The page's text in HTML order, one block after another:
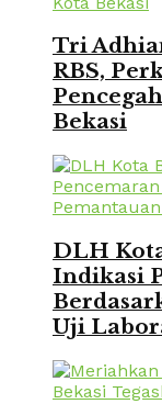
Tri
RBS,
Bekasi
DLH
Indikasi
Uji